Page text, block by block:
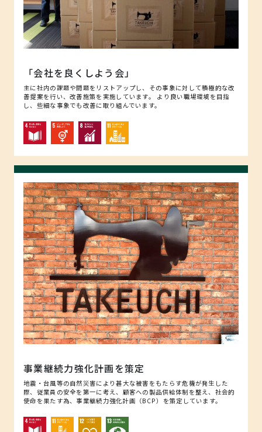
「会社を良くしよう会」
主に社内の課題や問題をリストアップし、その事象に対して積極的な改
善提案を行い、改善施策を実施しています。 より良い職場環境を目指
し、些細な事象でも改善に取り組んでいます。
事業継続力強化計画を策定
地震・台風等の自然災害により甚大な被害をもたらす危機が発生した
際、従業員の安全を第一に考え、顧客への製品供給体制を整え、社会的
使命を果たす為、事業継続力強化計画（BCP）を策定しています。